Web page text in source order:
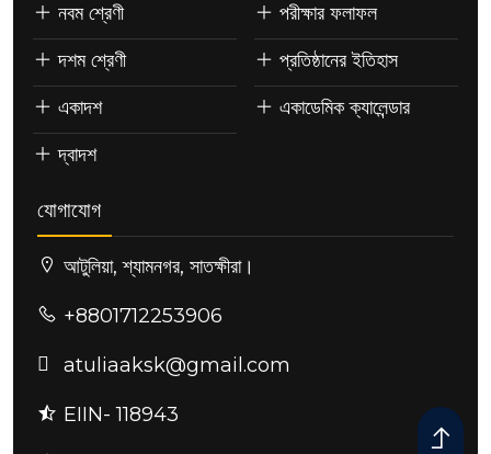
নবম শ্রেণী
দশম শ্রেণী
একাদশ
দ্বাদশ
পরীক্ষার ফলাফল
প্রতিষ্ঠানের ইতিহাস
একাডেমিক ক্যালেন্ডার
যোগাযোগ
আটুলিয়া, শ্যামনগর, সাতক্ষীরা।
+8801712253906
atuliaaksk@gmail.com
EIIN- 118943